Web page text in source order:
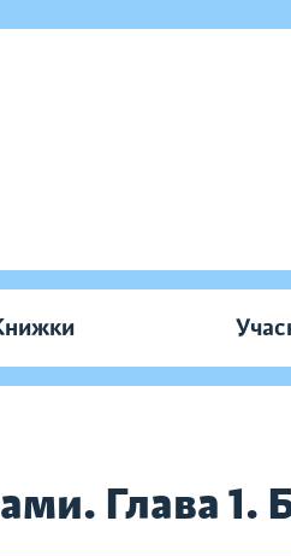
Глава 1.